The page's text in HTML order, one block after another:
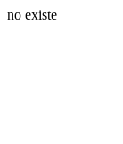
no existe